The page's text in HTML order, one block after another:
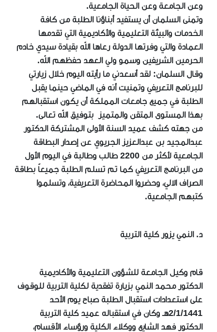
وعن الجامعة وعن الحياة الجامعية.
وتمنى السلمان أن يستفيد أبناؤنا الطلبة من كافة
الخدمات والبيئة التعليمية والأكاديمية التي تقدمها
العمادة والتي وفرتها الدولة رعاها الله بقيادة سيدي خادم
الحرمين الشريفين وسمو ولي العهد حفظهم الله.
وقال السلمان: لقد أسعدني ما رأيته اليوم خلال زيارتي
للبرنامج التعريفي وتمنيت أنه في الماضي حينما يقبل
الطلبة في جميع جامعات المملكة أن يكون استقبالهم
بهذا المستوى المتقن والمتميز بتوفيق الله تعالى.
من جهته ‏كشف عميد السنة الأولى المشتركة الدكتور
عبدالمجيد بن عبدالعزيز الجريوي عن إصدار البطاقة
الجامعية لأكثر من 2200 طالب وطالبة في اليوم الأول
‏من البرنامج التعريفي كما تم تسلم الطلبة جميعاً بطاقة
الصراف الآلي، وحضروا المحاضرة التعريفية، وتسلموا
كتبهم الجامعية.
د. النمي يزور كلية التربية
قام وكيل الجامعة للشؤون التعليمية والأكاديمية
الدكتور محمد النمي بزيارة تفقدية لكلية التربية للوقوف
على استعدادات استقبال الطلبة صباح يوم الأحد
2/1/1441هـ وكان في استقباله عميد كلية التربية
الدكتور فهد الشايع ووكلاء الكلية ورؤساء الأقسام،